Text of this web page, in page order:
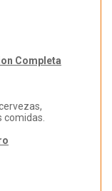
Completa